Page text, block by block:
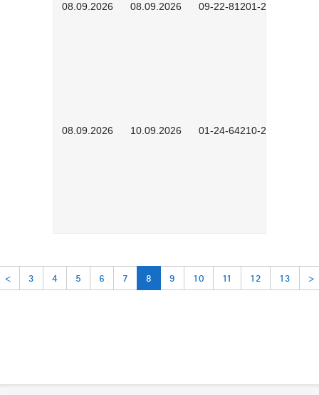
08.09.2026 08.09.2026 09-22-81201-2608
08.09.2026 10.09.2026 01-24-64210-2602
< 3 4 5 6 7 8 9 10 11 12 13 >